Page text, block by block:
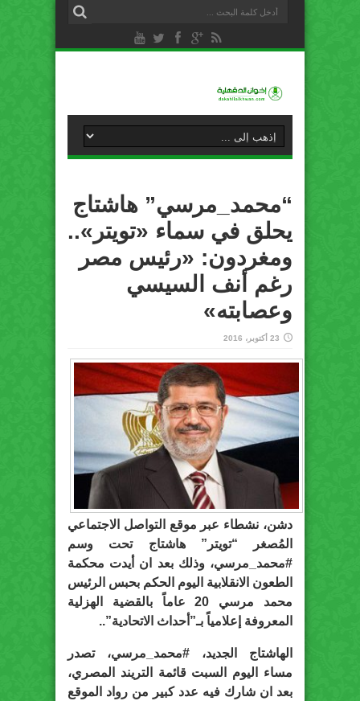
“محمد_مرسي” هاشتاج
يحلق في سماء «تويتر»..
ومغردون: «رئيس مصر
رغم أنف السيسي
وعصابته»
23 أكتوبر، 2016
دشن، نشطاء عبر موقع التواصل الاجتماعي
المُصغر “تويتر” هاشتاج تحت وسم
#محمد_مرسي، وذلك بعد ان أيدت محكمة
الطعون الانقلابية اليوم الحكم بحبس الرئيس
محمد مرسي 20 عاماً بالقضية الهزلية
المعروفة إعلامياً بـ”أحداث الاتحادية”..
الهاشتاج الجديد، #محمد_مرسي، تصدر
مساء اليوم السبت قائمة التريند المصري،
بعد ان شارك فيه عدد كبير من رواد الموقع